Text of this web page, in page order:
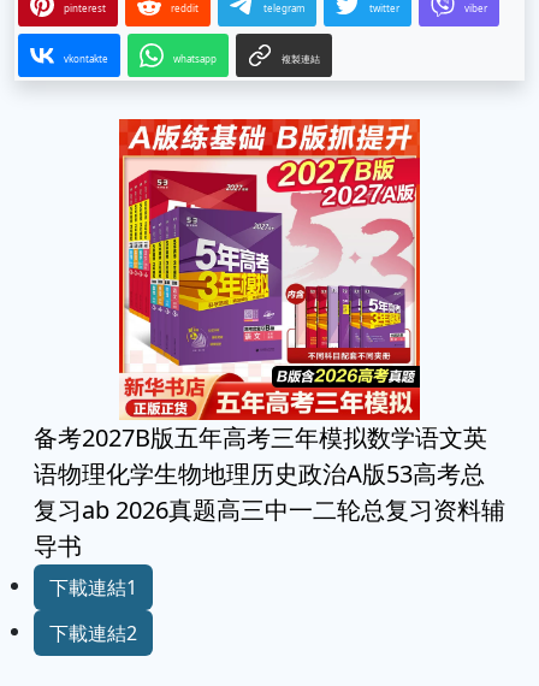
pinterest reddit telegram twitter viber
vkontakte whatsapp 複製連結
备考2027B版五年高考三年模拟数学语文英
语物理化学生物地理历史政治A版53高考总
复习ab 2026真题高三中一二轮总复习资料辅
导书
下載連結1
下載連結2